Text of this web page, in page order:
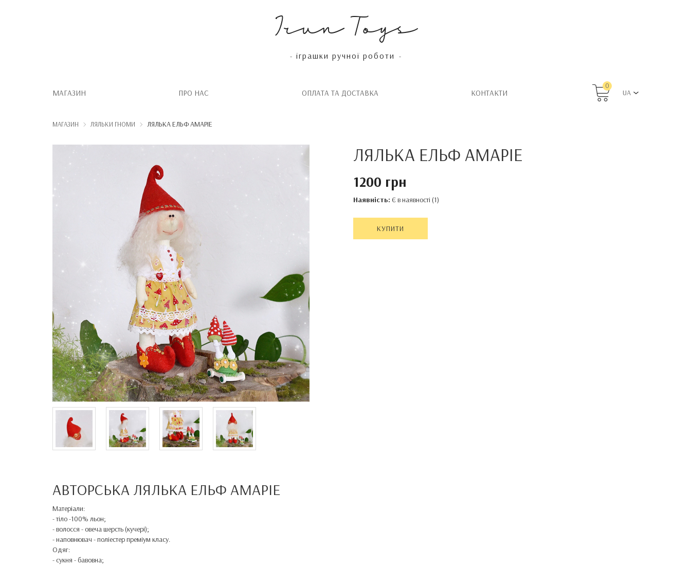
Irun Toys
- іграшки ручної роботи -
МАГАЗИН ПРО НАС OПЛАТА ТА ДОСТАВКА КОНТАКТИ
0
UA
МАГАЗИН ЛЯЛЬКИ ГНОМИ ЛЯЛЬКА ЕЛЬФ АМАРІЕ
ЛЯЛЬКА ЕЛЬФ АМАРІЕ
1200 грн
Наявність: Є в наявності (1)
КУПИТИ
АВТОРСЬКА ЛЯЛЬКА ЕЛЬФ АМАРІЕ
Матеріали:
- тіло -100% льон;
- волосся - овеча шерсть (кучері);
- наповнювач - поліестер преміум класу.
Одяг:
- сукня - бавовна;